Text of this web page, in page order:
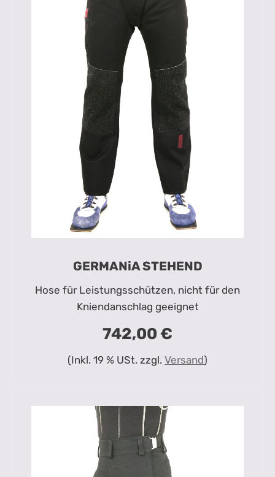
GERMANiA STEHEND
Hose für Leistungsschützen, nicht für den
Kniendanschlag geeignet
742,00 €
(Inkl. 19 % USt. zzgl. Versand)